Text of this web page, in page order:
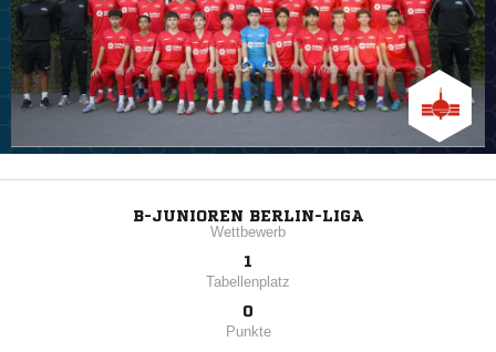
B-JUNIOREN BERLIN-LIGA
Wettbewerb
1
Tabellenplatz
0
Punkte